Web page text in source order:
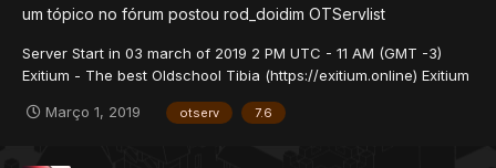
um tópico no fórum postou rod_doidim OTServlist
Server Start in 03 march of 2019 2 PM UTC - 11 AM (GMT -3)
Exitium - The best Oldschool Tibia (https://exitium.online) Exitium
quests, narrativas com muito RPG, eventos PVP, e novas
Março 1, 2019 otserv 7.6